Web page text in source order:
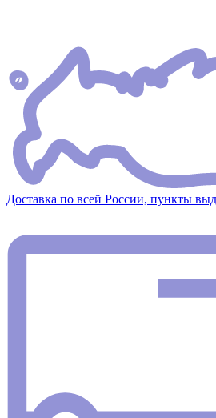
Доставка по всей России, пункты